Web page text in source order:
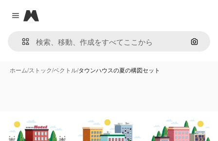
Close menu
Magnific
画像で
ホーム/ストック/ベクトル/タウンハウスの夏の構図セット